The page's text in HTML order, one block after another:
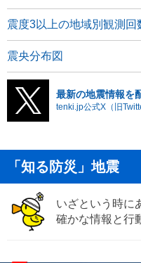
震度3以上の地域別観測回
震央分布図
最新の地震情報を
tenki.jp公式X（旧
「知る防災」地震
いざという時に
確かな情報と行